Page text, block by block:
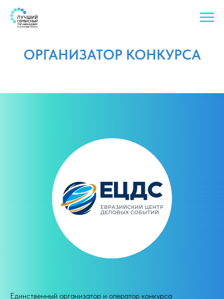
ОРГАНИЗАТОР КОНКУРСА
Единственный организатор и оператор конкурса